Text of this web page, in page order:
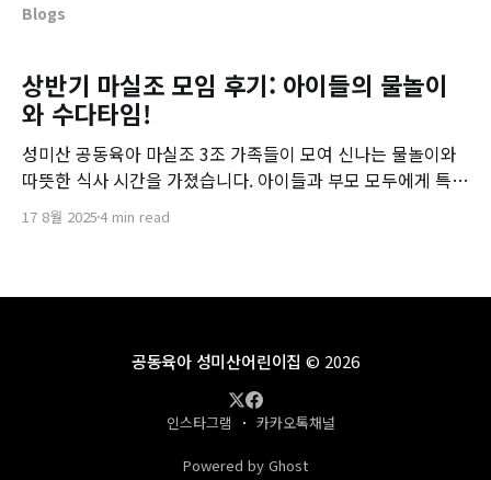
Blogs
상반기 마실조 모임 후기: 아이들의 물놀이
와 수다타임!
성미산 공동육아 마실조 3조 가족들이 모여 신나는 물놀이와
따뜻한 식사 시간을 가졌습니다. 아이들과 부모 모두에게 특별
했던 하루를 소개합니다.
17 8월 2025 4 min read
공동육아 성미산어린이집 © 2026
인스타그램 카카오톡채널
Powered by Ghost